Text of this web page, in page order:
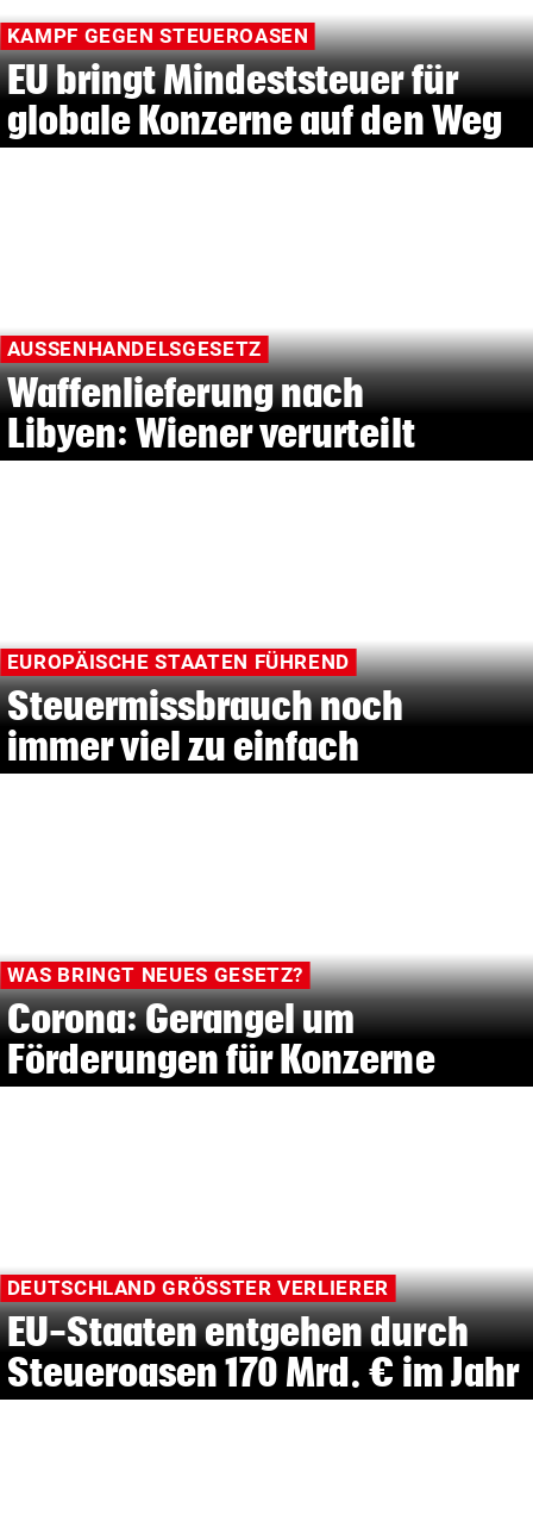
KAMPF GEGEN STEUEROASEN
EU bringt Mindeststeuer für
globale Konzerne auf den Weg
AUSSENHANDELSGESETZ
Waffenlieferung nach
Libyen: Wiener verurteilt
EUROPÄISCHE STAATEN FÜHREND
Steuermissbrauch noch
immer viel zu einfach
WAS BRINGT NEUES GESETZ?
Corona: Gerangel um
Förderungen für Konzerne
DEUTSCHLAND GRÖSSTER VERLIERER
EU-Staaten entgehen durch
Steueroasen 170 Mrd. € im Jahr